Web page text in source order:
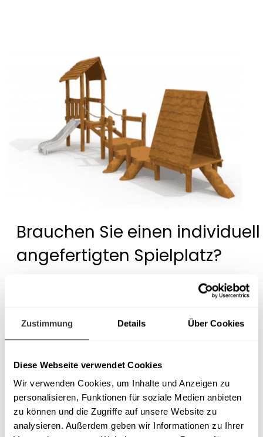
Zustimmung Details Über Cookies
Diese Webseite verwendet Cookies
Wir verwenden Cookies, um Inhalte und Anzeigen zu
personalisieren, Funktionen für soziale Medien anbieten
zu können und die Zugriffe auf unsere Website zu
analysieren. Außerdem geben wir Informationen zu Ihrer
Brauchen Sie einen individuell
angefertigten Spielplatz?
Kontaktieren Sie uns!